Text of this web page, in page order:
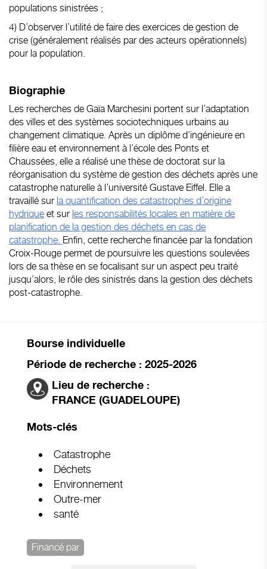
populations sinistrées ;
4) D’observer l’utilité de faire des exercices de gestion de
crise (généralement réalisés par des acteurs opérationnels)
pour la population.
Biographie
Les recherches de Gaïa Marchesini portent sur l’adaptation
des villes et des systèmes sociotechniques urbains au
changement climatique. Après un diplôme d’ingénieure en
filière eau et environnement à l’école des Ponts et
Chaussées, elle a réalisé une thèse de doctorat sur la
réorganisation du système de gestion des déchets après une
catastrophe naturelle à l’université Gustave Eiffel. Elle a
travaillé sur la quantification des catastrophes d’origine
hydrique et sur les responsabilités locales en matière de
planification de la gestion des déchets en cas de
catastrophe. Enfin, cette recherche financée par la fondation
Croix-Rouge permet de poursuivre les questions soulevées
lors de sa thèse en se focalisant sur un aspect peu traité
jusqu’alors, le rôle des sinistrés dans la gestion des déchets
post-catastrophe.
Bourse individuelle
Période de recherche : 2025-2026
Lieu de recherche :
FRANCE (GUADELOUPE)
Mots-clés
Catastrophe
Déchets
Environnement
Outre-mer
santé
Financé par